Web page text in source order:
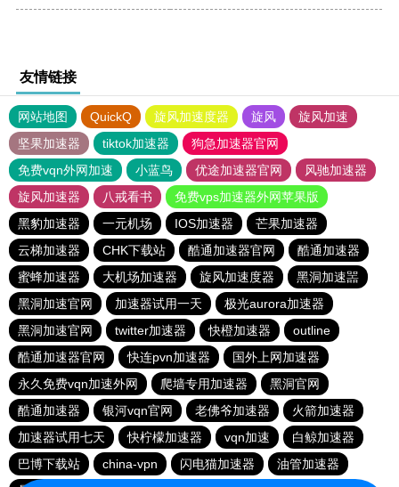
友情链接
网站地图 QuickQ 旋风加速度器 旋风
旋风加速
坚果加速器
tiktok加速器
狗急加速器官网
免费vqn外网加速
小蓝鸟 优途加速器官网
风驰加速器
旋风加速器
八戒看书
免费vps加速器外网苹果版
黑豹加速器
一元机场 IOS加速器
芒果加速器
云梯加速器
CHK下载站 酷通加速器官网
酷通加速器
蜜蜂加速器
大机场加速器 旋风加速度器
黑洞加速噐
黑洞加速官网
加速器试用一天
极光aurora加速器
黑洞加速官网
twitter加速器 快橙加速器
outline
酷通加速器官网
快连pvn加速器
国外上网加速器
永久免费vqn加速外网
爬墙专用加速器
黑洞官网
酷通加速器
银河vqn官网 老佛爷加速器
火箭加速器
加速器试用七天
快柠檬加速器 vqn加速
白鲸加速器
巴博下载站
china-vpn 闪电猫加速器
油管加速器